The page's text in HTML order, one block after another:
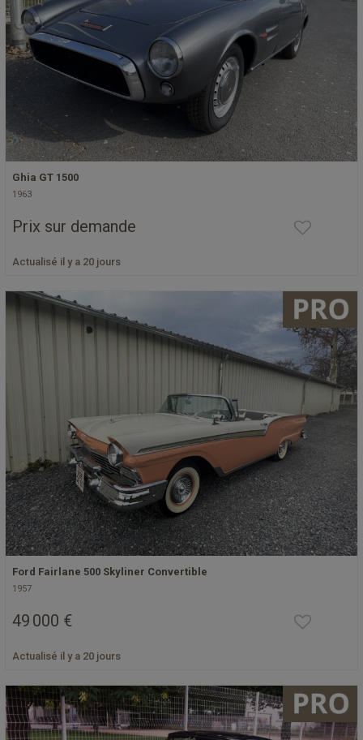
Ghia GT 1500
1963
Prix sur demande
Actualisé il y a 20 jours
Ford Fairlane 500 Skyliner Convertible
1957
49 000 €
Actualisé il y a 20 jours